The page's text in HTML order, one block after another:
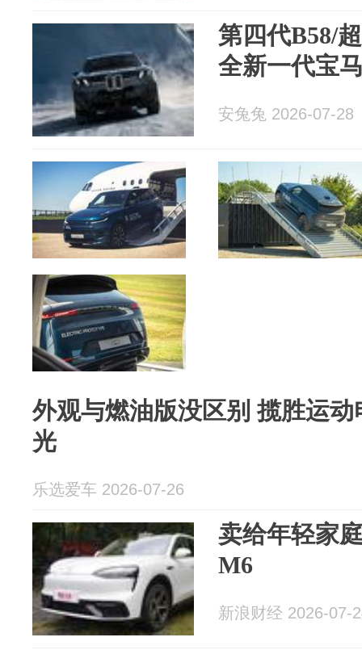
第四代B58/
全新一代宝
安兔兔 2026-07-28
外观与燃油版没区别 揽胜运
光
乐选爱车 2026-07-26
卖给年轻家
M6
新浪财经 2026-07-